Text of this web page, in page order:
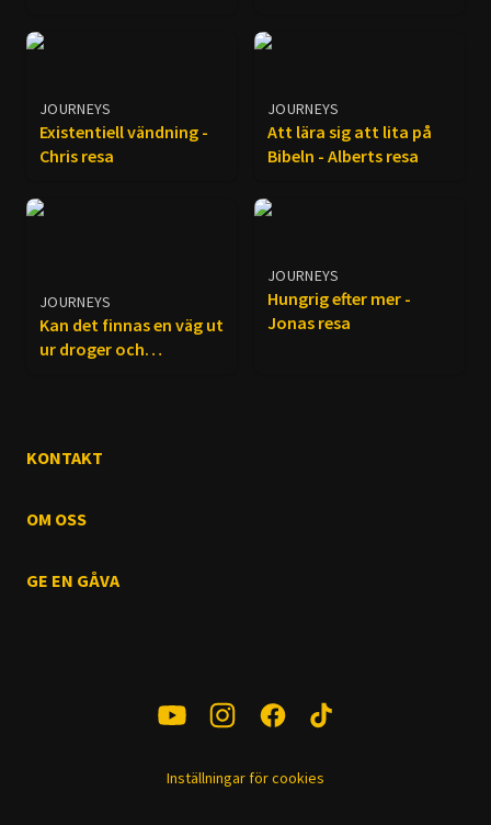
verkligen handlar om. Om
du någonsin har ifrågasatt
känt att det måste finnas
något mer, kanske hans
berättelse tilltalar dig.
JOURNEYS
Existentiell vändning -
Chris resa
JOURNEYS
Att lära sig att lita på
Bibeln - Alberts resa
JOURNEYS
Kan det finnas en väg ut
ur droger och
JOURNEYS
Hungrig efter mer -
Jonas resa
KONTAKT
OM OSS
GE EN GÅVA
Inställningar för cookies